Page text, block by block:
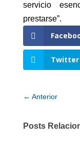
servicio
prestarse”.
Twitter
← Anterior
Posts